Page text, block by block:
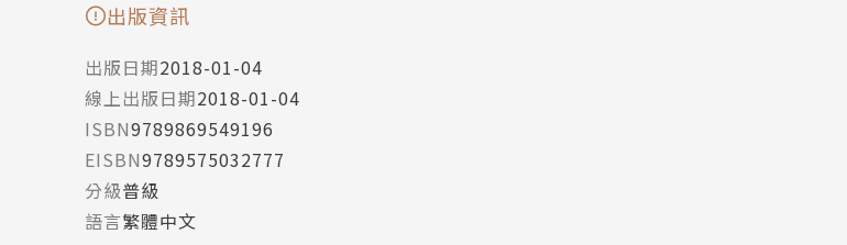
出版資訊
出版日期2018-01-04
線上出版日期2018-01-04
ISBN9789869549196
EISBN9789575032777
分級普級
語言繁體中文